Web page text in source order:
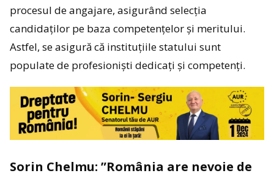
procesul de angajare, asigurând selecția
candidaților pe baza competențelor și meritului.
Astfel, se asigură că instituțiile statului sunt
populate de profesioniști dedicați și competenți.
Sorin Chelmu: ”România are nevoie de